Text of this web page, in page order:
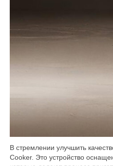
В стремлении улучшить
Cooker. Это устройство